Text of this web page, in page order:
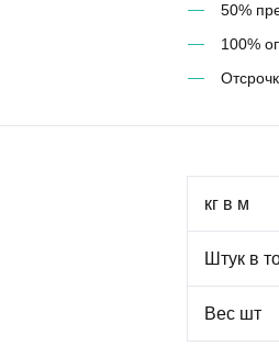
50%
100%
кг в м
Штук в
Вес шт